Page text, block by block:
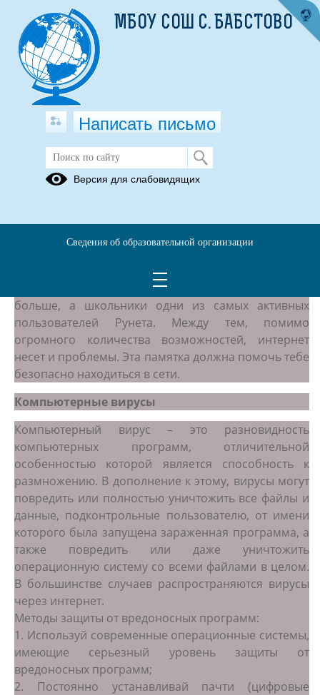
Обучающимся
Памятка для обучающихся
о безопасном поведении
С каждым годом молодежи в интернете становиться
больше, а школьники одни из самых активных
пользователей Рунета. Между тем, помимо
огромного количества возможностей, интернет
несет и проблемы. Эта памятка должна помочь тебе
безопасно находиться в сети.
Компьютерные вирусы
Компьютерный вирус – это разновидность
компьютерных программ, отличительной
особенностью которой является способность к
размножению. В дополнение к этому, вирусы могут
повредить или полностью уничтожить все файлы и
данные, подконтрольные пользователю, от имени
которого была запущена зараженная программа, а
также повредить или даже уничтожить
операционную систему со всеми файлами в целом.
В большинстве случаев распространяются вирусы
через интернет.
Методы защиты от вредоносных программ:
1. Используй современные операционные системы,
имеющие серьезный уровень защиты от
вредоносных программ;
2. Постоянно устанавливай пачти (цифровые
МБОУ СОШ С. БАБСТОВО
Написать письмо
Версия для слабовидящих
Сведения об образовательной организации